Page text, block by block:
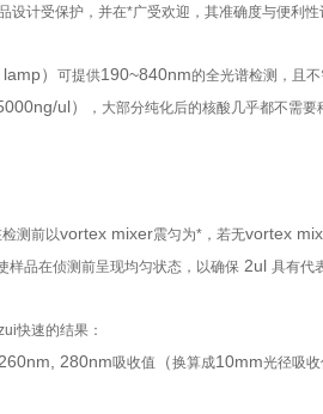
设计受保护，并在*广受欢迎，其准确度与便利
） 可提供190~840nm的全光谱检测，且
ul） ，大部分纯化后的核酸几乎都不需
测前以vortex mixer震匀为*，若无vortex
样品在侦测前呈现均匀状态，以确保 2ul 具有代
快速的结果：
280nm吸收值 （换算成10mm光径吸